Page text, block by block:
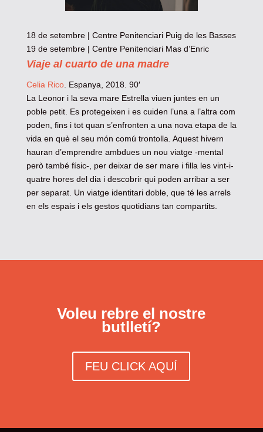
18 de setembre | Centre Penitenciari Puig de les Basses
19 de setembre | Centre Penitenciari Mas d’Enric
Viaje al cuarto de una madre
Celia Rico. Espanya, 2018. 90′
La Leonor i la seva mare Estrella viuen juntes en un
poble petit. Es protegeixen i es cuiden l’una a l’altra com
poden, fins i tot quan s’enfronten a una nova etapa de la
vida en què el seu món comú trontolla. Aquest hivern
hauran d’emprendre ambdues un nou viatge -mental
però també físic-, per deixar de ser mare i filla les vint-i-
quatre hores del dia i descobrir qui poden arribar a ser
per separat. Un viatge identitari doble, que té les arrels
en els espais i els gestos quotidians tan compartits.
Voleu rebre el nostre
butlletí?
FEU CLICK AQUÍ